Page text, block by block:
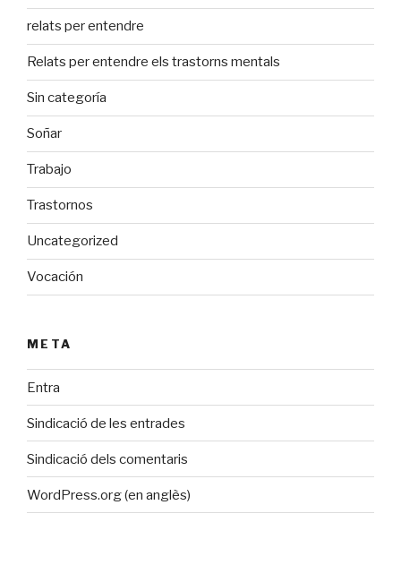
relats per entendre
Relats per entendre els trastorns mentals
Sin categoría
Soñar
Trabajo
Trastornos
Uncategorized
Vocación
META
Entra
Sindicació de les entrades
Sindicació dels comentaris
WordPress.org (en anglès)